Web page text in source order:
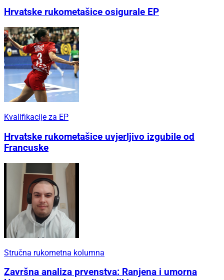
Hrvatske rukometašice osigurale EP
Kvalifikacije za EP
Hrvatske rukometašice uvjerljivo izgubile od
Francuske
Stručna rukometna kolumna
Završna analiza prvenstva: Ranjena i umorna